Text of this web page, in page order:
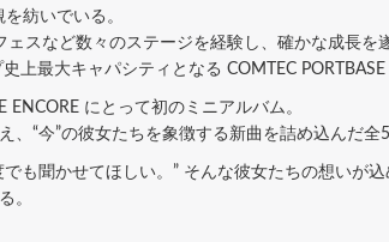
紡いでいる。
スなど数々のステージを経験し、確かな成長を
上最大キャパシティとなる COMTEC
にとって初のミニアルバム。
“今”の彼女たちを象徴する新曲を詰め込んだ全
も聞かせてほしい。” そんな彼女たちの想いが
。